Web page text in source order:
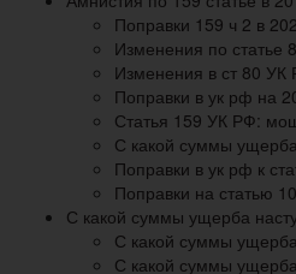
Поправки 159 ч 2 в
Изменения по статье
Изменения в ст 80 УК
Поправки в ук рф на
Статья 159 УК РФ:
С какой суммы ущерба
Поправки в ук рф к
Поправки на статью
С какой суммы ущерба
С какой суммы ущерба
С какой суммы ущерба